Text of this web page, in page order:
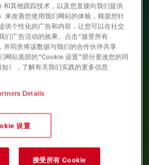
其他跟踪技术，以及您直接向我们提供
来改善您使用我们网站的体验，根据您针
供个性化的广告和内容，让您可以在社交
们广告活动的效果。点击“接受所有
同意将该数据与我们的合作伙伴共享
网站底部的“Cookie 设置”部分更改您的同
》，了解有关我们实践的更多信息
Details
设置
接受所有 Cookie